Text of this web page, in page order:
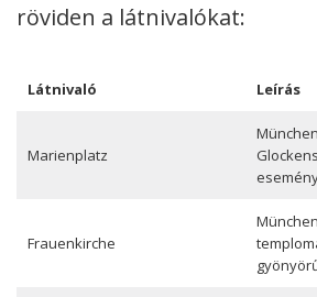
röviden a látnivalókat:
Látnivaló Leírás
Marienplatz
Frauenkirche